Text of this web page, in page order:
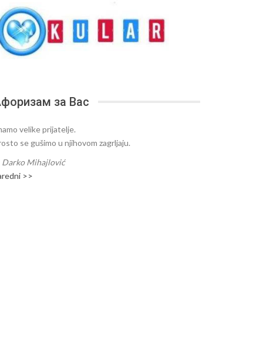
за Вас
velike prijatelje.
se gušimo u njihovom zagrljaju.
Darko Mihajlović
>>